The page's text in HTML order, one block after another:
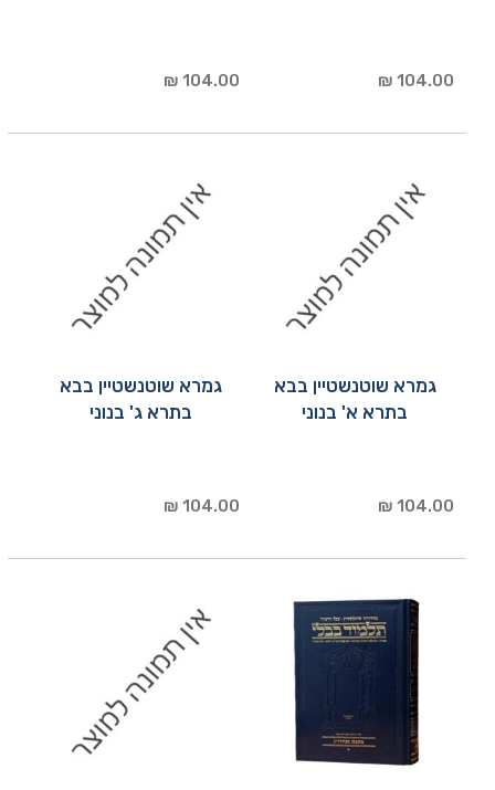
104.00 ₪
104.00 ₪
גמרא שוטנשטיין בבא
בתרא א' בנוני
104.00 ₪
גמרא שוטנשטיין בבא
בתרא ג' בנוני
104.00 ₪